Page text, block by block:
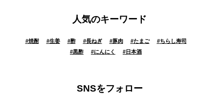
人気のキーワード
#焼酎 #生姜 #酢 #長ねぎ #豚肉 #たまご #ちらし寿司
#黒酢 #にんにく #日本酒
SNSをフォロー